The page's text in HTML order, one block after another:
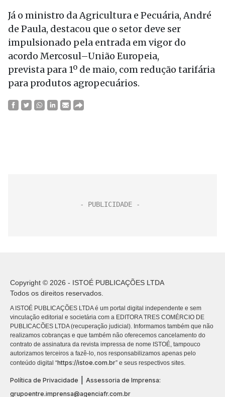
Já o ministro da Agricultura e Pecuária, André
de Paula, destacou que o setor deve ser
impulsionado pela entrada em vigor do
acordo Mercosul–União Europeia,
prevista para 1º de maio, com redução tarifária
para produtos agropecuários.
Copyright © 2026 - ISTOÉ PUBLICAÇÕES LTDA
Todos os direitos reservados.
A ISTOÉ PUBLICAÇÕES LTDA é um portal digital independente e sem
vinculação editorial e societária com a EDITORA TRES COMÉRCIO DE
PUBLICACÕES LTDA (recuperação judicial). Informamos também que não
realizamos cobranças e que também não oferecemos cancelamento do
contrato de assinatura da revista impressa de nome ISTOÉ, tampouco
autorizamos terceiros a fazê-lo, nos responsabilizamos apenas pelo
conteúdo digital “https://istoe.com.br” e seus respectivos sites.
Política de Privacidade
Assessoria de Imprensa:
grupoentre.imprensa@agenciafr.com.br